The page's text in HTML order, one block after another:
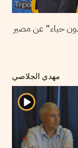
حياء” عن مصير
مهدي الجلاصي